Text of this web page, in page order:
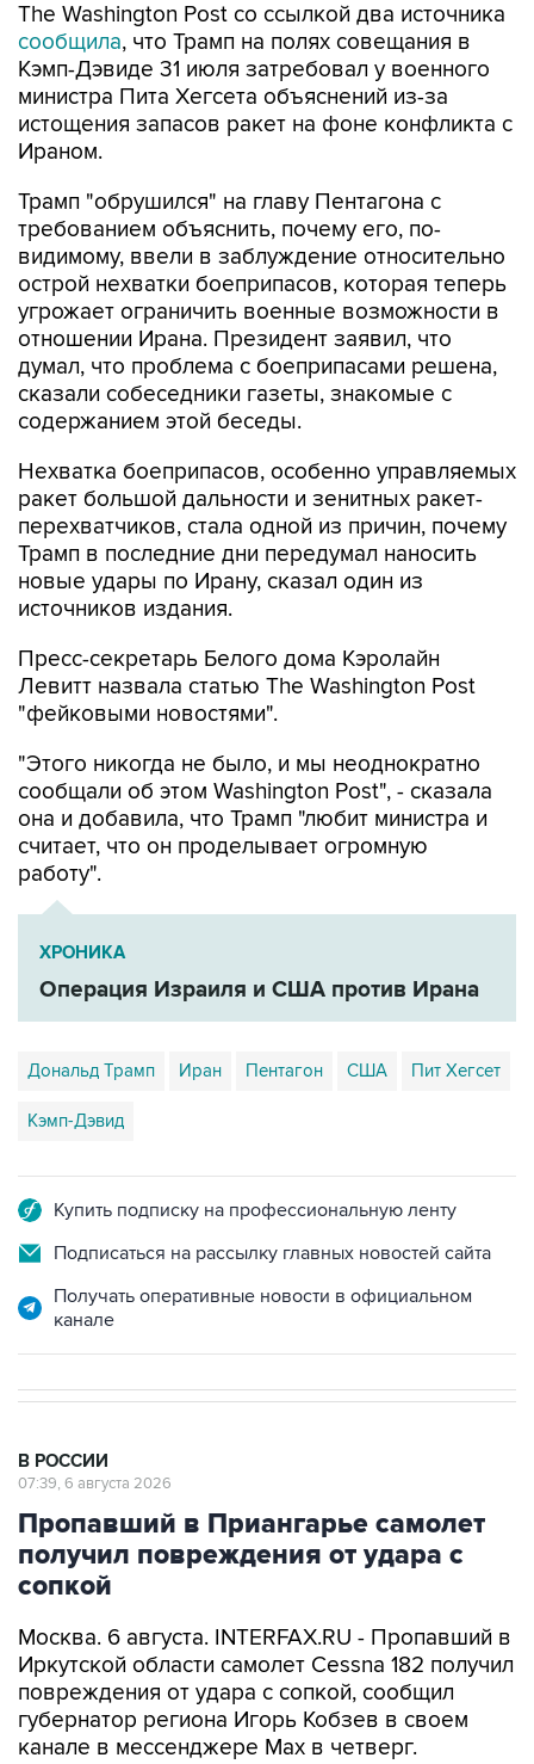
The Washington Post со ссылкой два источника
сообщила, что Трамп на полях совещания в
Кэмп-Дэвиде 31 июля затребовал у военного
министра Пита Хегсета объяснений из-за
истощения запасов ракет на фоне конфликта с
Ираном.
Трамп "обрушился" на главу Пентагона с
требованием объяснить, почему его, по-
видимому, ввели в заблуждение относительно
острой нехватки боеприпасов, которая теперь
угрожает ограничить военные возможности в
отношении Ирана. Президент заявил, что
думал, что проблема с боеприпасами решена,
сказали собеседники газеты, знакомые с
содержанием этой беседы.
Нехватка боеприпасов, особенно управляемых
ракет большой дальности и зенитных ракет-
перехватчиков, стала одной из причин, почему
Трамп в последние дни передумал наносить
новые удары по Ирану, сказал один из
источников издания.
Пресс-секретарь Белого дома Кэролайн
Левитт назвала статью The Washington Post
"фейковыми новостями".
"Этого никогда не было, и мы неоднократно
сообщали об этом Washington Post", - сказала
она и добавила, что Трамп "любит министра и
считает, что он проделывает огромную
работу".
ХРОНИКА
Операция Израиля и США против Ирана
Дональд Трамп Иран Пентагон США Пит Хегсет
Кэмп-Дэвид
Купить подписку на профессиональную ленту
Подписаться на рассылку главных новостей сайта
Получать оперативные новости в официальном
канале
В РОССИИ
07:39, 6 августа 2026
Пропавший в Приангарье самолет
получил повреждения от удара с
сопкой
Москва. 6 августа. INTERFAX.RU - Пропавший в
Иркутской области самолет Cessna 182 получил
повреждения от удара с сопкой, сообщил
губернатор региона Игорь Кобзев в своем
канале в мессенджере Мах в четверг.